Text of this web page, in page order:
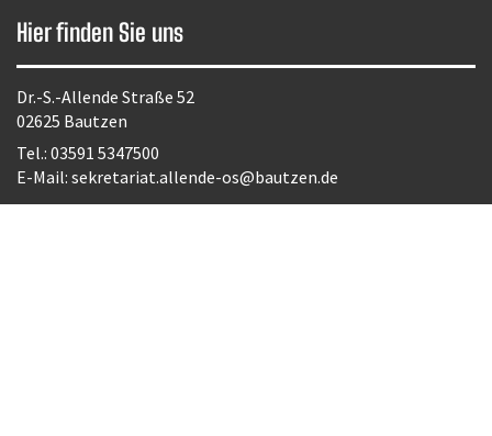
Hier finden Sie uns
Dr.-S.-Allende Straße 52
02625 Bautzen
Tel.: 03591 5347500
E-Mail: sekretariat.allende-os@bautzen.de